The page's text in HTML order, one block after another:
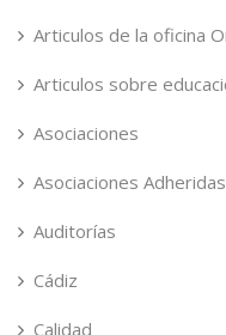
Articulos de la oficina
Articulos sobre
Asociaciones
Asociaciones Adheridas
Auditorías
Cádiz
Calidad